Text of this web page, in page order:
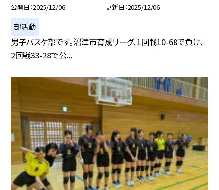
公開日 2025/12/06 更新日 2025/12/06
部活動
男子バスケ部です。沼津市育成リーグ、1回戦10-68で負け、
2回戦33-28で公...